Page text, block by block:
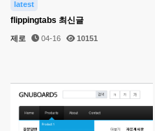
latest
flippingtabs 최신글
제로 04-16 10151